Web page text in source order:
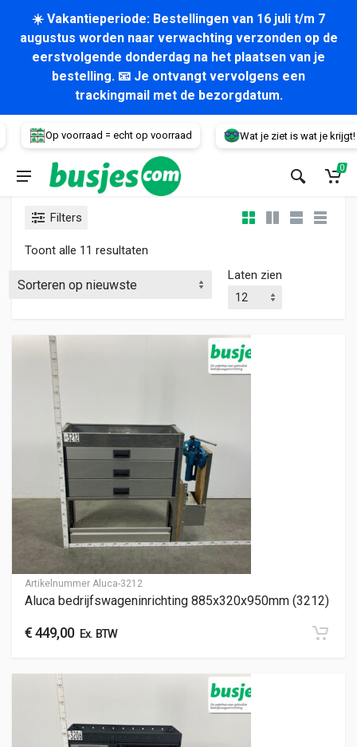
☀️ Vakantieperiode: Bestellingen van 16 juli t/m 7
augustus worden naar verwachting verzonden op de
eerstvolgende donderdag na het plaatsen van je
bestelling. 📧 Je ontvangt vervolgens een
trackingmail met de bezorgdatum.
Op voorraad = echt op voorraad Wat je ziet is wat je krijgt!
Voertuig
0
Filters
Toont alle 11 resultaten
Laten zien
Artikelnummer Aluca-3212
Aluca bedrijfswageninrichting 885x320x950mm (3212)
€449,00Ex. BTW